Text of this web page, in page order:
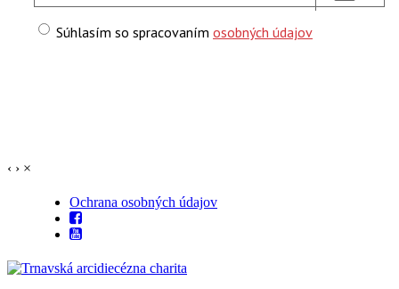
Súhlasím so spracovaním osobných údajov
‹ › ×
Ochrana osobných údajov